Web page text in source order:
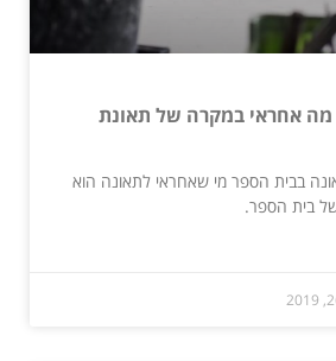
מה אחראי במקרה של תאונת
בבית הספר מי שאחראי לתאונה הוא
בית הספר.